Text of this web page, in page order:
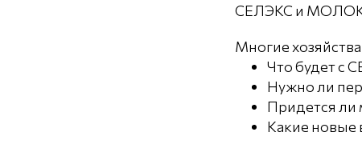
СЕЛЭКС и МОЛОКО
Многие
Что будет с
Нужно ли
Придется ли
Какие новые